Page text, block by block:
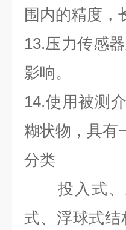
围内的精度，
13.压力传感
影响。
14.使用被测
糊状物，具有
分类
投入式、
式、浮球式